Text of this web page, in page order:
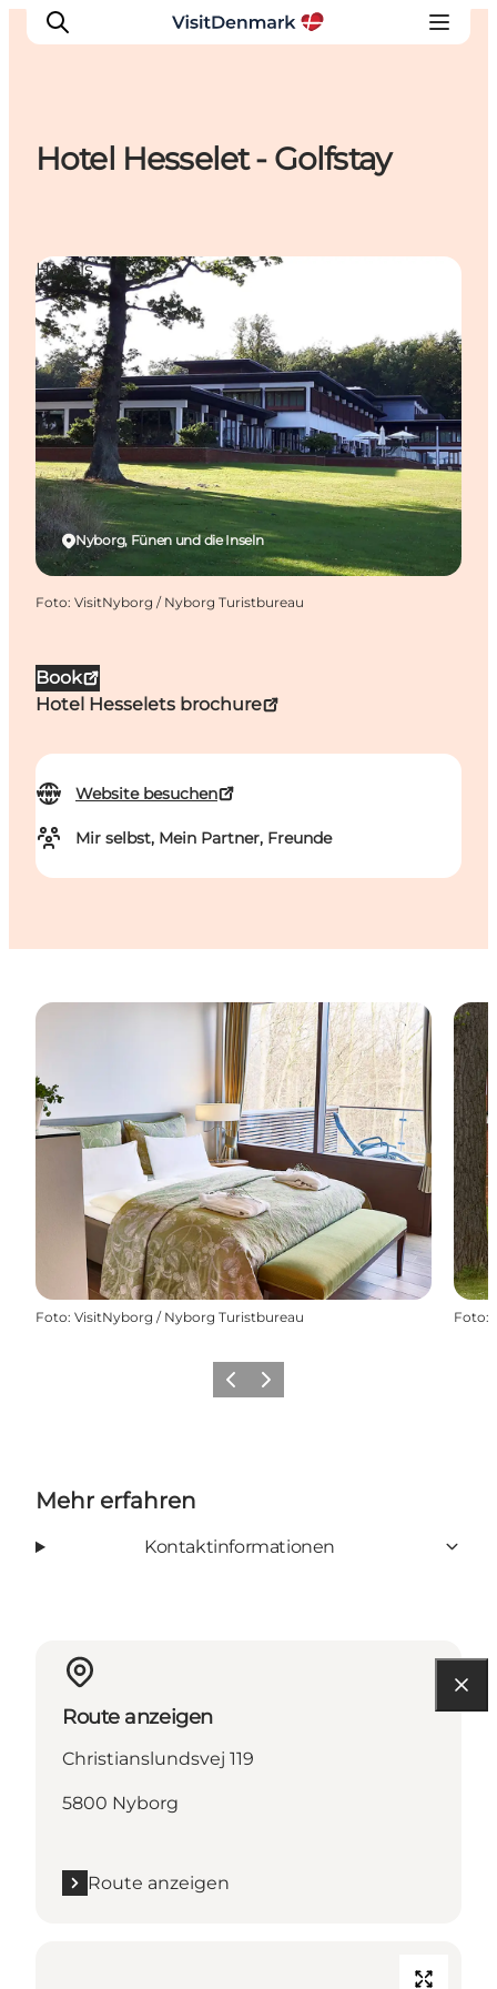
Erlebnisse
Unterkünfte
Reiseplanung
Hotel Hesselet - Golfstay
Book
Hotel Hesselets brochure
Website besuchen
Mir selbst, Mein Partner, Freunde
Nyborg, Fünen und die Inseln
Hotels
Foto: VisitNyborg / Nyborg Turistbureau
Foto: VisitNyborg / Nyborg Turistbureau Foto:
ZurückWeiter
Mehr erfahren
Kontaktinformationen
Route anzeigen
Christianslundsvej 119
5800 Nyborg
Route anzeigen